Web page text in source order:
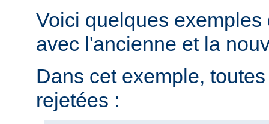
Voici quelques
avec l'ancienne et la
Dans cet exemple,
rejetées :